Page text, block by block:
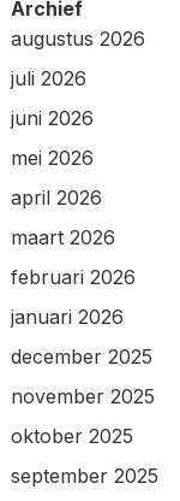
Archief
augustus 2026
juli 2026
juni 2026
mei 2026
april 2026
maart 2026
februari 2026
januari 2026
december 2025
november 2025
oktober 2025
september 2025